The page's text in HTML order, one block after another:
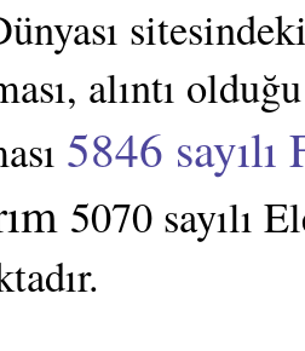
alıntı
5846 sayılı
5070 sayılı